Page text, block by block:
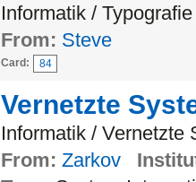
Informatik / Typografie
From: Steve
Card: 84
Vernetzte
Informatik / Vernetzte
From: Zarkov